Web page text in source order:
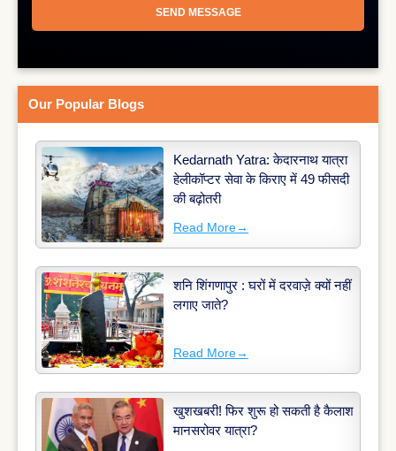
Our Popular Blogs
Kedarnath Yatra: केदारनाथ यात्रा
हेलीकॉप्टर सेवा के किराए में 49 फीसदी
की बढ़ोतरी
Read More→
शनि शिंगणापुर : घरों में दरवाज़े क्यों नहीं
लगाए जाते?
Read More→
खुशखबरी! फिर शुरू हो सकती है कैलाश
मानसरोवर यात्रा?